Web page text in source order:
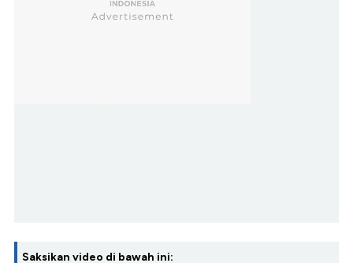
Saksikan video di bawah ini: